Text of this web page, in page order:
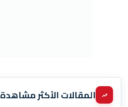
المقالات الأكثر مشاهدة